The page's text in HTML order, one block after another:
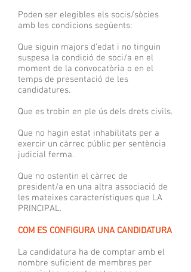
Poden ser elegibles els socis/sòcies
amb les condicions següents:
Que siguin majors d’edat i no tinguin
suspesa la condició de soci/a en el
moment de la convocatòria o en el
temps de presentació de les
candidatures.
Que es trobin en ple ús dels drets civils.
Que no hagin estat inhabilitats per a
exercir un càrrec públic per sentència
judicial ferma.
Que no ostentin el càrrec de
president/a en una altra associació de
les mateixes característiques que LA
PRINCIPAL.
COM ES CONFIGURA UNA CANDIDATURA
La candidatura ha de comptar amb el
nombre suficient de membres per